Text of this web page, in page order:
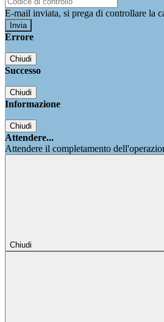
E-mail inviata, si prega di controllare la
Errore
Chiudi
Successo
Chiudi
Informazione
Chiudi
Attendere...
Attendere il completamento
Chiudi